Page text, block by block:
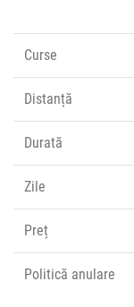
Curse
Distanță
Durată
Zile
Preț
Politică anulare